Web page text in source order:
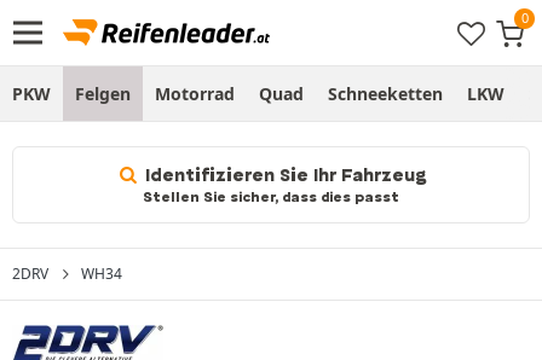
PKW Felgen Motorrad Quad Schneeketten LKW
Identifizieren Sie Ihr Fahrzeug
Stellen Sie sicher, dass dies passt
2DRV WH34